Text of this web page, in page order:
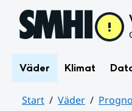
Hoppa till sidans innehåll
Väder Klimat
Start Väder